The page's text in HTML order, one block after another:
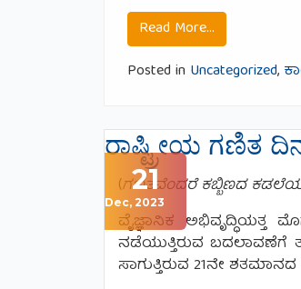
Read More…
Posted in Uncategorized,
ರಾಷ್ಟ್ರೀಯ ಗಣಿತ
21
Dec, 2023
(ಗಣಿತವೆಂದರೆ ಕಬ್ಬಿಣದ
ವೈಜ್ಞಾನಿಕ ಅಭಿವೃದ್ಧಿಯತ್ತ
ನಡೆಯುತ್ತಿರುವ ಬದಲಾವಣೆಗೆ
ಸಾಗುತ್ತಿರುವ 21ನೇ